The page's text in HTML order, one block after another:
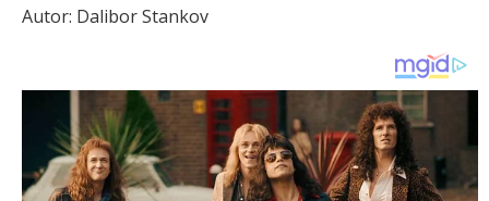
Autor: Dalibor Stankov